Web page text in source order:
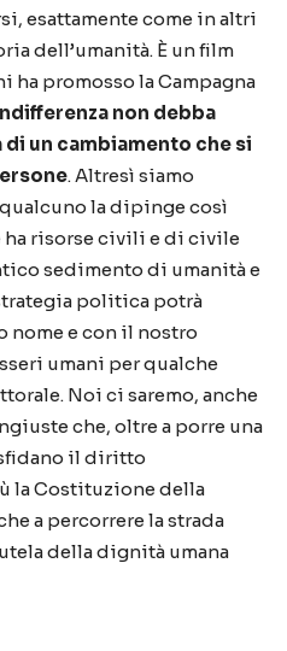
esattamente come in altri
dell’umanità. È un film
ha promosso la Campagna
non debba
un cambiamento che si
. Altresì siamo
la dipinge così
ha risorse civili e di civile
sedimento di umanità e
politica potrà
nome e con il nostro
umani per qualche
Noi ci saremo, anche
che, oltre a porre una
il diritto
la Costituzione della
a percorrere la strada
della dignità umana